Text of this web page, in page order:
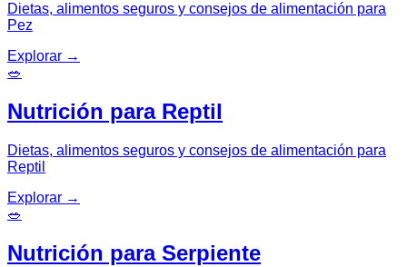
Dietas, alimentos seguros y consejos de alimentación para
Pez
Explorar →
🥗
Nutrición para Reptil
Dietas, alimentos seguros y consejos de alimentación para
Reptil
Explorar →
🥗
Nutrición para Serpiente